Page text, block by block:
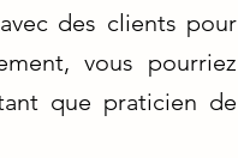
des clients pour
vous pourriez
que praticien de